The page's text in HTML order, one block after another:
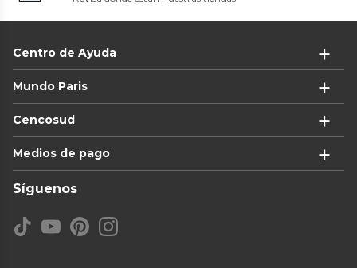
Centro de Ayuda
Mundo Paris
Cencosud
Medios de pago
Síguenos